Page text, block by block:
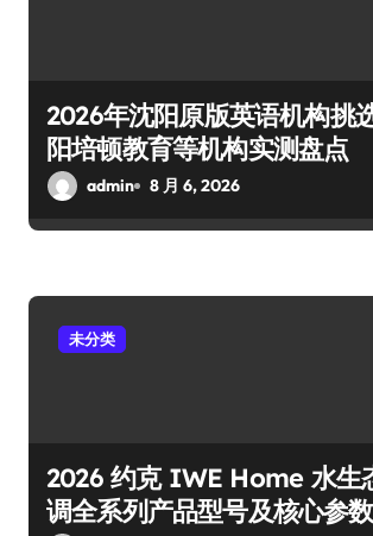
2026年沈阳原版英语机构挑
阳培顿教育等机构实测盘点
admin 8 月 6, 2026
未分类
2026 约克 IWE Home 水生
调全系列产品型号及核心参